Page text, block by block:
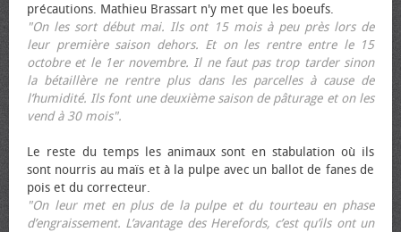
précautions. Mathieu Brassart n'y met que les bœufs.
"On les sort début mai. Ils ont 15 mois à peu près lors de
leur première saison dehors. Et on les rentre entre le 15
octobre et le 1er novembre. Il ne faut pas trop tarder sinon
la bétaillère ne rentre plus dans les parcelles à cause de
l’humidité. Ils font une deuxième saison de pâturage et on les
vend à 30 mois".
Le reste du temps les animaux sont en stabulation où ils
sont nourris au maïs et à la pulpe avec un ballot de fanes de
pois et du correcteur.
"On leur met en plus de la pulpe et du tourteau en phase
d’engraissement. L’avantage des Herefords, c’est qu’ils ont un